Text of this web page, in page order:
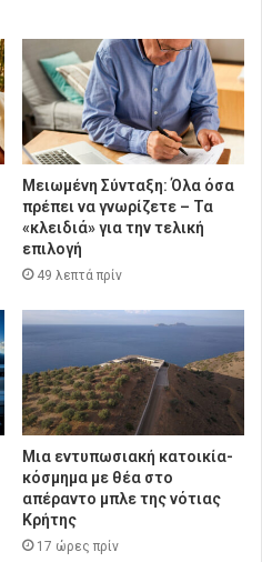
Μειωμένη Σύνταξη: Όλα όσα
πρέπει να γνωρίζετε – Τα
«κλειδιά» για την τελική
επιλογή
49 λεπτά πρίν
Μια εντυπωσιακή κατοικία-
κόσμημα με θέα στο
απέραντο μπλε της νότιας
Κρήτης
17 ώρες πρίν